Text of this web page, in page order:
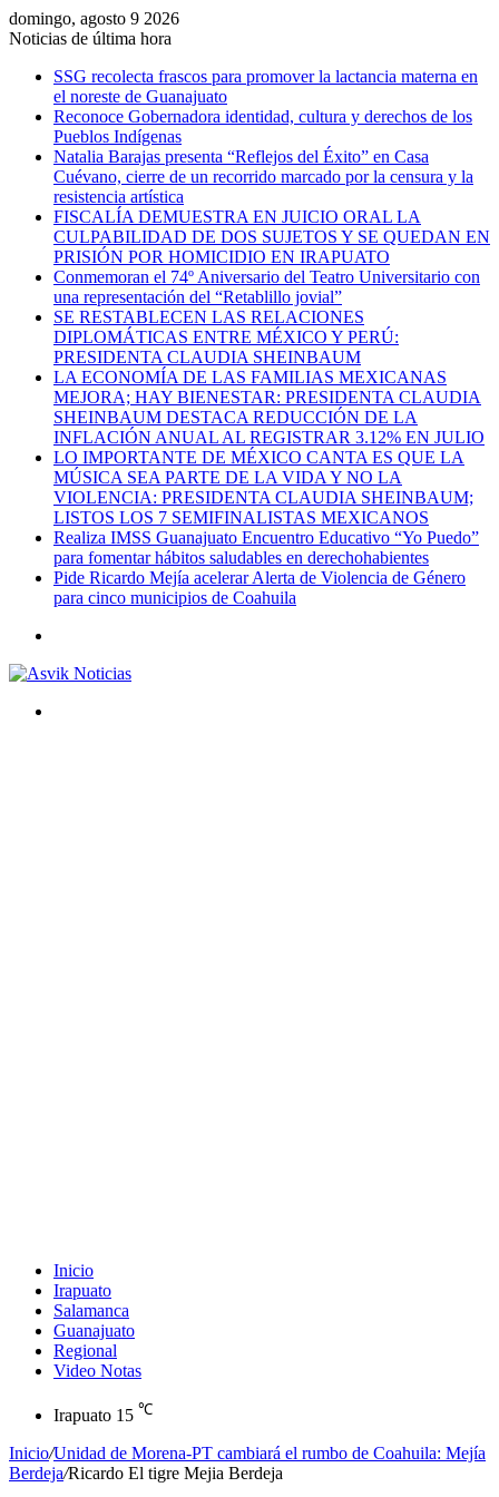
domingo, agosto 9 2026
Noticias de última hora
SSG recolecta frascos para promover la lactancia materna en
el noreste de Guanajuato
Reconoce Gobernadora identidad, cultura y derechos de los
Pueblos Indígenas
Natalia Barajas presenta “Reflejos del Éxito” en Casa
Cuévano, cierre de un recorrido marcado por la censura y la
resistencia artística
FISCALÍA DEMUESTRA EN JUICIO ORAL LA
CULPABILIDAD DE DOS SUJETOS Y SE QUEDAN EN
PRISIÓN POR HOMICIDIO EN IRAPUATO
Conmemoran el 74º Aniversario del Teatro Universitario con
una representación del “Retablillo jovial”
SE RESTABLECEN LAS RELACIONES
DIPLOMÁTICAS ENTRE MÉXICO Y PERÚ:
PRESIDENTA CLAUDIA SHEINBAUM
LA ECONOMÍA DE LAS FAMILIAS MEXICANAS
MEJORA; HAY BIENESTAR: PRESIDENTA CLAUDIA
SHEINBAUM DESTACA REDUCCIÓN DE LA
INFLACIÓN ANUAL AL REGISTRAR 3.12% EN JULIO
LO IMPORTANTE DE MÉXICO CANTA ES QUE LA
MÚSICA SEA PARTE DE LA VIDA Y NO LA
VIOLENCIA: PRESIDENTA CLAUDIA SHEINBAUM;
LISTOS LOS 7 SEMIFINALISTAS MEXICANOS
Realiza IMSS Guanajuato Encuentro Educativo “Yo Puedo”
para fomentar hábitos saludables en derechohabientes
Pide Ricardo Mejía acelerar Alerta de Violencia de Género
para cinco municipios de Coahuila
Inicio
Irapuato
Salamanca
Guanajuato
Regional
Video Notas
Irapuato 15 ℃
Inicio/Unidad de Morena-PT cambiará el rumbo de Coahuila: Mejía
Berdeja/Ricardo El tigre Mejia Berdeja